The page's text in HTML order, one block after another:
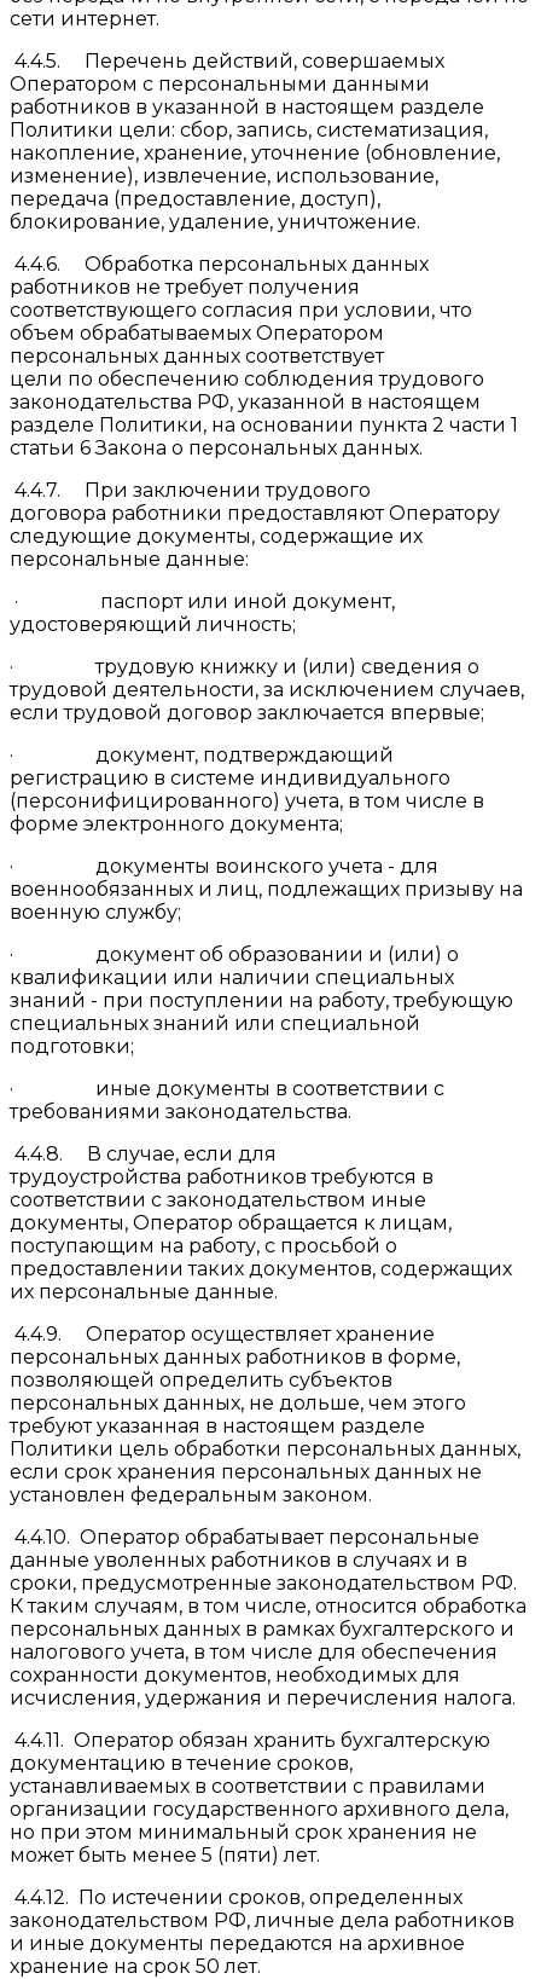
сети интернет.
4.4.5. Перечень действий, совершаемых
Оператором с персональными данными
работников в указанной в настоящем разделе
Политики цели: сбор, запись, систематизация,
накопление, хранение, уточнение (обновление,
изменение), извлечение, использование,
передача (предоставление, доступ),
блокирование, удаление, уничтожение.
4.4.6. Обработка персональных данных
работников не требует получения
соответствующего согласия при условии, что
объем обрабатываемых Оператором
персональных данных соответствует
цели по обеспечению соблюдения трудового
законодательства РФ, указанной в настоящем
разделе Политики, на основании пункта 2 части 1
статьи 6 Закона о персональных данных.
4.4.7. При заключении трудового
договора работники предоставляют Оператору
следующие документы, содержащие их
персональные данные:
· паспорт или иной документ,
удостоверяющий личность;
· трудовую книжку и (или) сведения о
трудовой деятельности, за исключением случаев,
если трудовой договор заключается впервые;
· документ, подтверждающий
регистрацию в системе индивидуального
(персонифицированного) учета, в том числе в
форме электронного документа;
· документы воинского учета - для
военнообязанных и лиц, подлежащих призыву на
военную службу;
· документ об образовании и (или) о
квалификации или наличии специальных
знаний - при поступлении на работу, требующую
специальных знаний или специальной
подготовки;
· иные документы в соответствии с
требованиями законодательства.
4.4.8. В случае, если для
трудоустройства работников требуются в
соответствии с законодательством иные
документы, Оператор обращается к лицам,
поступающим на работу, с просьбой о
предоставлении таких документов, содержащих
их персональные данные.
4.4.9. Оператор осуществляет хранение
персональных данных работников в форме,
позволяющей определить субъектов
персональных данных, не дольше, чем этого
требуют указанная в настоящем разделе
Политики цель обработки персональных данных,
если срок хранения персональных данных не
установлен федеральным законом.
4.4.10. Оператор обрабатывает персональные
данные уволенных работников в случаях и в
сроки, предусмотренные законодательством РФ.
К таким случаям, в том числе, относится обработка
персональных данных в рамках бухгалтерского и
налогового учета, в том числе для обеспечения
сохранности документов, необходимых для
исчисления, удержания и перечисления налога.
4.4.11. Оператор обязан хранить бухгалтерскую
документацию в течение сроков,
устанавливаемых в соответствии с правилами
организации государственного архивного дела,
но при этом минимальный срок хранения не
может быть менее 5 (пяти) лет.
4.4.12. По истечении сроков, определенных
законодательством РФ, личные дела работников
и иные документы передаются на архивное
хранение на срок 50 лет.